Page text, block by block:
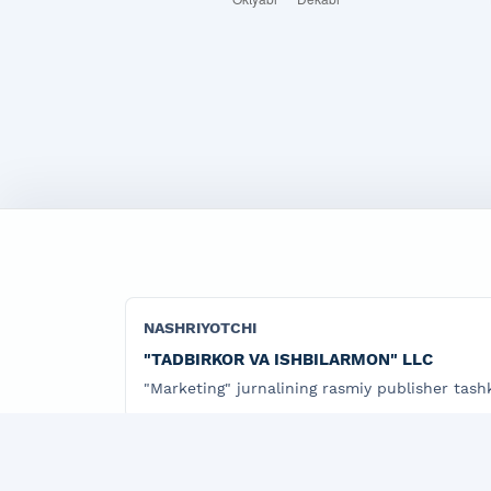
NASHRIYOTCHI
"TADBIRKOR VA ISHBILARMON" LLC
"Marketing" jurnalining rasmiy publisher